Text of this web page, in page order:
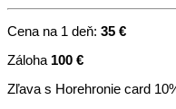
Cena na 1 deň: 35 €
Záloha 100 €
Zľava s Horehronie card